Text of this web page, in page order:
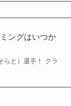
ングはいつか
らと）選手！ クラ